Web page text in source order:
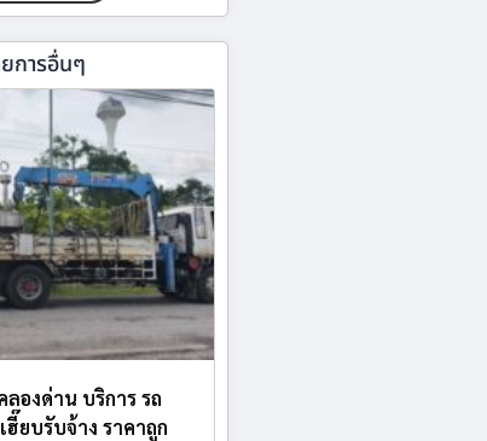
การอื่นๆ
ลองด่าน บริการ รถ
ฮี๊ยบรับจ้าง ราคาถูก